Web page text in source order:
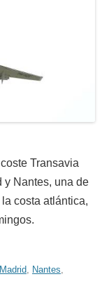
Transavia
y Nantes, una de
costa atlántica,
Madrid, Nantes,